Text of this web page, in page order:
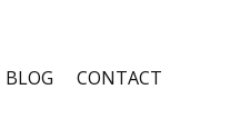
BLOG CONTACT